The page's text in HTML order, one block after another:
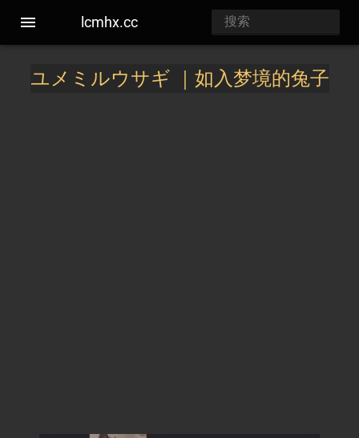
lcmhx.cc
ユメミルウサギ ｜如入梦境的兔子